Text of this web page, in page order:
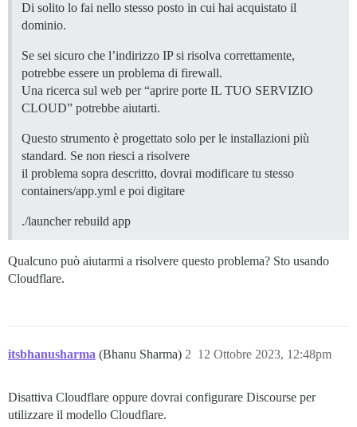
Di solito lo fai nello stesso posto in cui hai acquistato il
dominio.
Se sei sicuro che l’indirizzo IP si risolva correttamente,
potrebbe essere un problema di firewall.
Una ricerca sul web per “aprire porte IL TUO SERVIZIO
CLOUD” potrebbe aiutarti.
Questo strumento è progettato solo per le installazioni più
standard. Se non riesci a risolvere
il problema sopra descritto, dovrai modificare tu stesso
containers/app.yml e poi digitare
./launcher rebuild app
Qualcuno può aiutarmi a risolvere questo problema? Sto usando
Cloudflare.
itsbhanusharma (Bhanu Sharma) 12 Ottobre 2023, 12:48pm
2
Disattiva Cloudflare oppure dovrai configurare Discourse per
utilizzare il modello Cloudflare.